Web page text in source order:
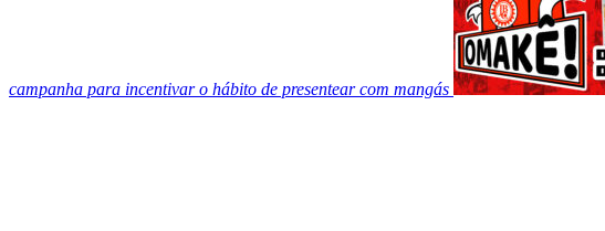
campanha para incentivar o hábito de presentear com mangás